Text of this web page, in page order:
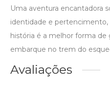
Uma aventura encantadora
identidade e pertencimento,
história é a melhor forma de
embarque no trem do
Avaliações